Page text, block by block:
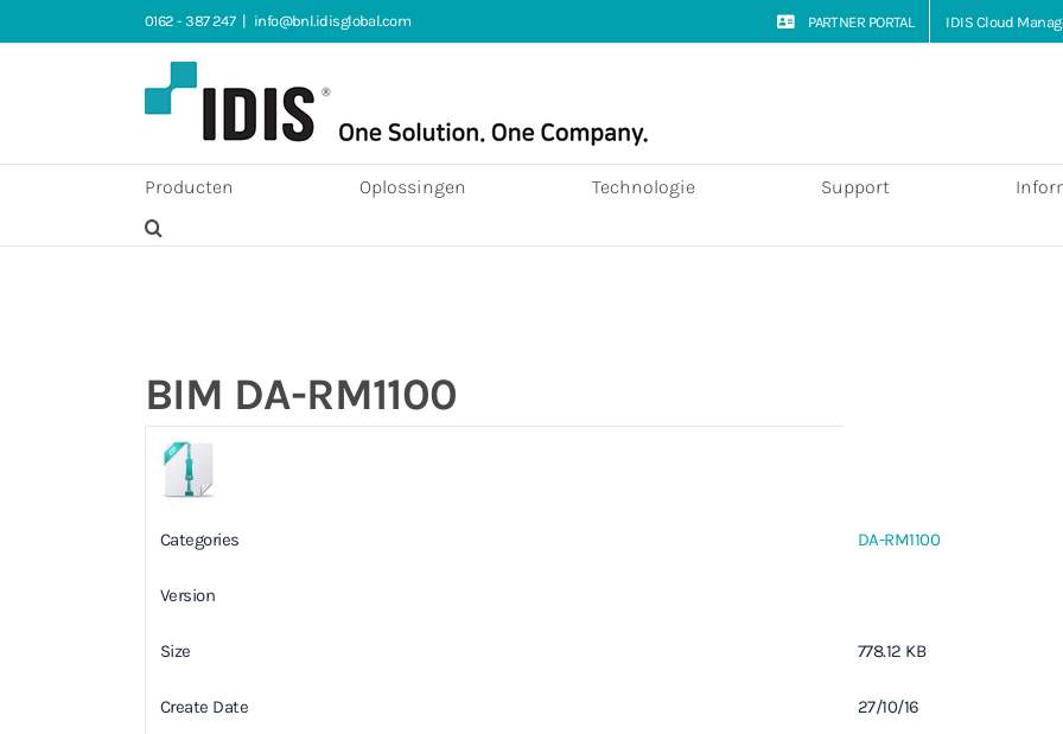
naar
0162 - 387 247 | info@bnl.idisglobal.com PARTNER PORTAL IDIS Cloud
Producten Oplossingen Technologie Support
BIM DA-RM1100
Categories DA-RM1100
Version
Size 778.12 KB
Create Date 27/10/16